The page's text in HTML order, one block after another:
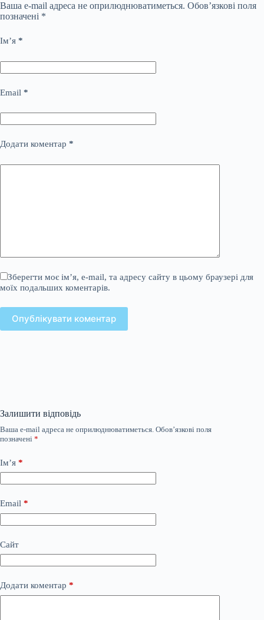
Ваша e-mail адреса не оприлюднюватиметься. Обов’язкові поля
позначені *
Ім’я *
Email *
Додати коментар *
Зберегти моє ім’я, e-mail, та адресу сайту в цьому браузері для
моїх подальших коментарів.
Опублікувати коментар
Залишити відповідь
Ваша e-mail адреса не оприлюднюватиметься. Обов’язкові поля
позначені *
Ім’я *
Email *
Сайт
Додати коментар *